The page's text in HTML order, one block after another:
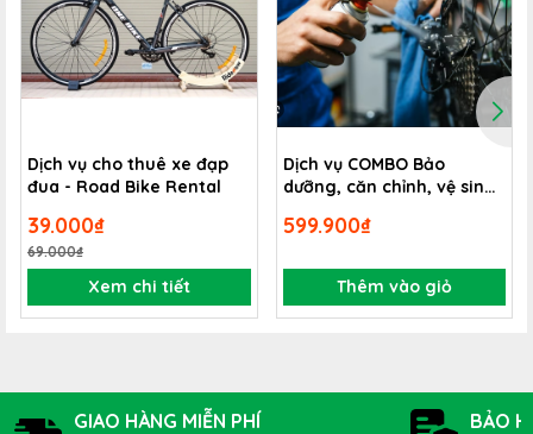
Dịch vụ cho thuê xe đạp
đua - Road Bike Rental
39.000₫
69.000₫
Xem chi tiết
Dịch vụ COMBO Bảo
dưỡng, căn chỉnh, vệ sinh
599.900₫
Thêm vào giỏ
GIAO HÀNG MIỄN PHÍ BẢO